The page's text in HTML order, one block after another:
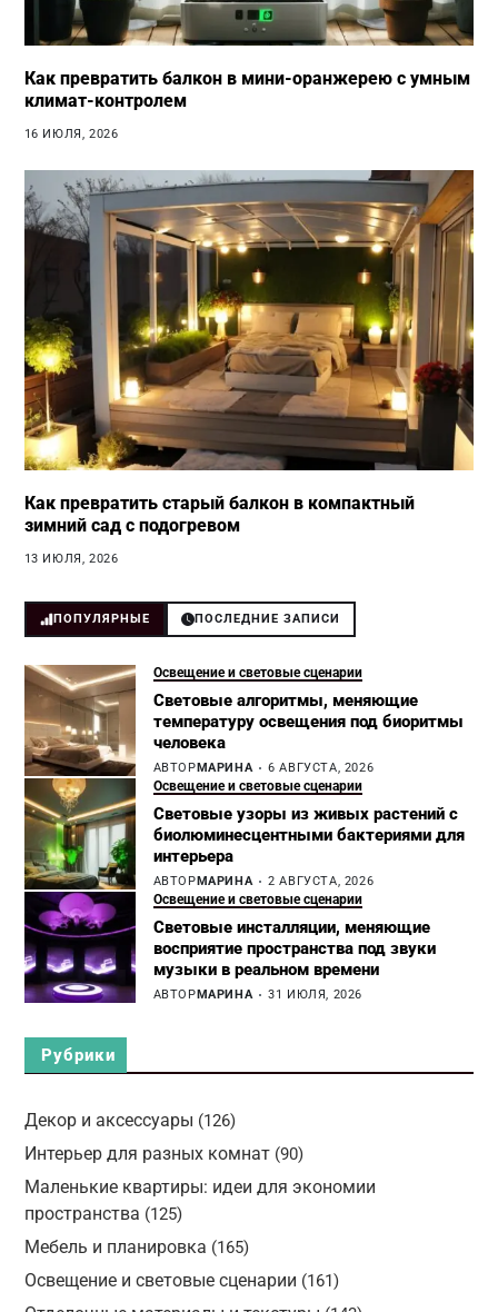
Как превратить балкон в мини-оранжерею с умным
климат-контролем
16 ИЮЛЯ, 2026
Как превратить старый балкон в компактный
зимний сад с подогревом
13 ИЮЛЯ, 2026
ПОПУЛЯРНЫЕ ПОСЛЕДНИЕ ЗАПИСИ
Освещение и световые сценарии
Световые алгоритмы, меняющие
температуру освещения под биоритмы
человека
АВТОР МАРИНА 6 АВГУСТА, 2026
Освещение и световые сценарии
Световые узоры из живых растений с
биолюминесцентными бактериями для
интерьера
АВТОР МАРИНА 2 АВГУСТА, 2026
Освещение и световые сценарии
Световые инсталляции, меняющие
восприятие пространства под звуки
музыки в реальном времени
АВТОР МАРИНА 31 ИЮЛЯ, 2026
Рубрики
Декор и аксессуары (126)
Интерьер для разных комнат(90)
Маленькие квартиры: идеи для экономии
пространства (125)
Мебель и планировка (165)
Освещение и световые сценарии (161)